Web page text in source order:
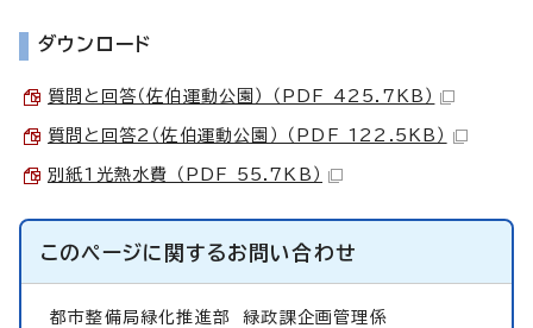
ダウンロード
質問と回答（佐伯運動公園） （PDF 425.7KB）
質問と回答2（佐伯運動公園） （PDF 122.5KB）
別紙1光熱水費 （PDF 55.7KB）
このページに関するお問い合わせ
都市整備局緑化推進部緑政課企画管理係